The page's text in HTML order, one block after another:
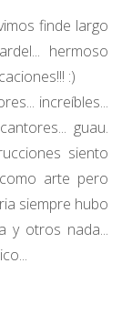
finde largo
hermoso
:)
increíbles...
guau.
siento
arte pero
siempre hubo
y otros nada...